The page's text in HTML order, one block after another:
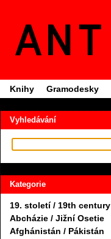
Knihy Gramodesky
Vyhledávání
Kategorie
19. století / 19th century
Abcházie / Jižní Osetie
Afghánistán / Pákistán